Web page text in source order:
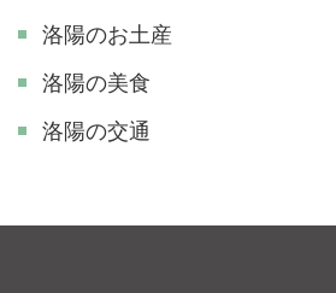
洛陽のお土産
洛陽の美食
洛陽の交通